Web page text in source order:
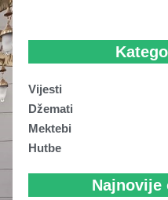
Vijesti
Džemati
Mektebi
Hutbe
Najnovije